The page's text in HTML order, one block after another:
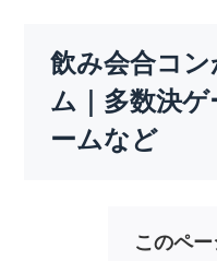
飲み会合コ
ム｜多数決
ームなど
このペ